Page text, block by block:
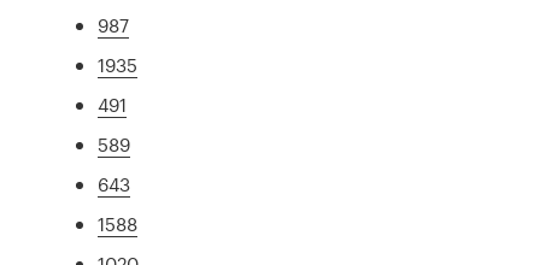
987
1935
491
589
643
1588